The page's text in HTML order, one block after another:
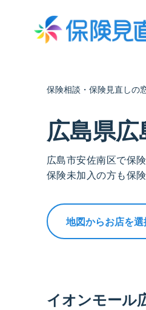
保険相談・保険見直しの
広島県
広島市安佐南区で保
保険未加入の方も保
地図からお店を選
イオンモール